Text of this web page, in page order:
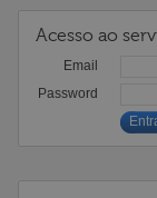
Acesso ao
Email
Password